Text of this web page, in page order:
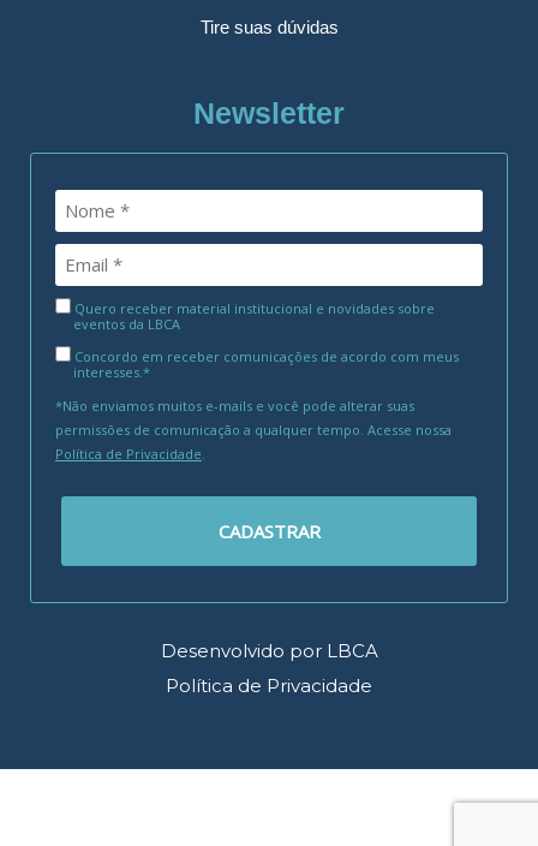
Tire suas dúvidas
Newsletter
Quero receber material institucional e novidades sobre
eventos da LBCA
Concordo em receber comunicações de acordo com meus
interesses.*
*Não enviamos muitos e-mails e você pode alterar suas
permissões de comunicação a qualquer tempo. Acesse nossa
Política de Privacidade.
CADASTRAR
Desenvolvido por LBCA
Política de Privacidade